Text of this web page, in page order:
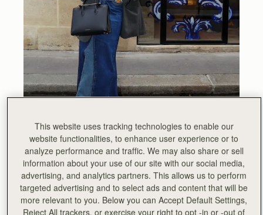
This website uses tracking technologies to enable our
website functionalities, to enhance user experience or to
analyze performance and traffic. We may also share or sell
information about your use of our site with our social media,
advertising, and analytics partners. This allows us to perform
targeted advertising and to select ads and content that will be
more relevant to you. Below you can Accept Default Settings,
Reject All trackers, or exercise your right to opt -in or -out of